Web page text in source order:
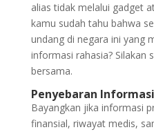
alias tidak melalui gadget
kamu sudah tahu bahwa
undang di negara ini yang
informasi rahasia? Silakan
bersama.
Penyebaran
Bayangkan jika informasi
finansial, riwayat medis,